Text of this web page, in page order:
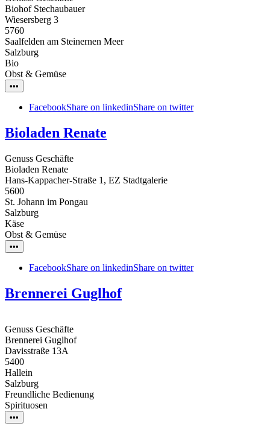
Biohof Stechaubauer
Wiesersberg 3
5760
Saalfelden am Steinernen Meer
Salzburg
Bio
Obst & Gemüse
•••
FacebookShare on linkedinShare on twitter
Bioladen Renate
Genuss Geschäfte
Bioladen Renate
Hans-Kappacher-Straße 1, EZ Stadtgalerie
5600
St. Johann im Pongau
Salzburg
Käse
Obst & Gemüse
•••
FacebookShare on linkedinShare on twitter
Brennerei Guglhof
Genuss Geschäfte
Brennerei Guglhof
Davisstraße 13A
5400
Hallein
Salzburg
Freundliche Bedienung
Spirituosen
•••